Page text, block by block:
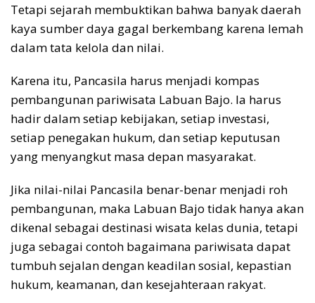
Tetapi sejarah membuktikan bahwa banyak daerah
kaya sumber daya gagal berkembang karena lemah
dalam tata kelola dan nilai.
Karena itu, Pancasila harus menjadi kompas
pembangunan pariwisata Labuan Bajo. Ia harus
hadir dalam setiap kebijakan, setiap investasi,
setiap penegakan hukum, dan setiap keputusan
yang menyangkut masa depan masyarakat.
Jika nilai-nilai Pancasila benar-benar menjadi roh
pembangunan, maka Labuan Bajo tidak hanya akan
dikenal sebagai destinasi wisata kelas dunia, tetapi
juga sebagai contoh bagaimana pariwisata dapat
tumbuh sejalan dengan keadilan sosial, kepastian
hukum, keamanan, dan kesejahteraan rakyat.